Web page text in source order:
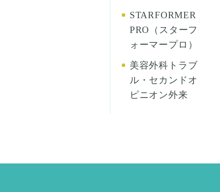
STARFORMER
PRO（スターフ
ォーマープロ）
美容外科トラブ
ル・セカンドオ
ピニオン外来